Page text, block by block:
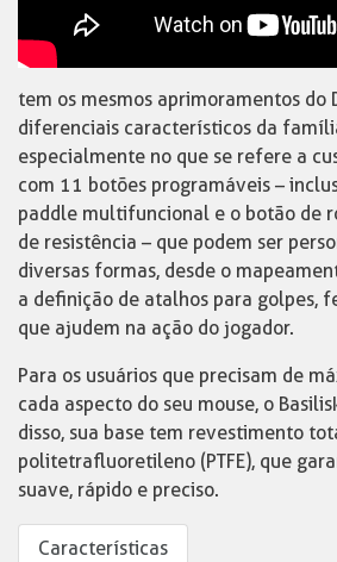
tem os mesmos aprimoramentos do
diferenciais característicos da
especialmente no que se refere a
com 11 botões programáveis –
paddle multifuncional e o botão de
de resistência – que podem ser
diversas formas, desde o
a definição de atalhos para golpes,
que ajudem na ação do jogador.
Para os usuários que precisam de
cada aspecto do seu mouse, o
disso, sua base tem revestimento
politetrafluoretileno (PTFE), que
suave, rápido e preciso.
Características